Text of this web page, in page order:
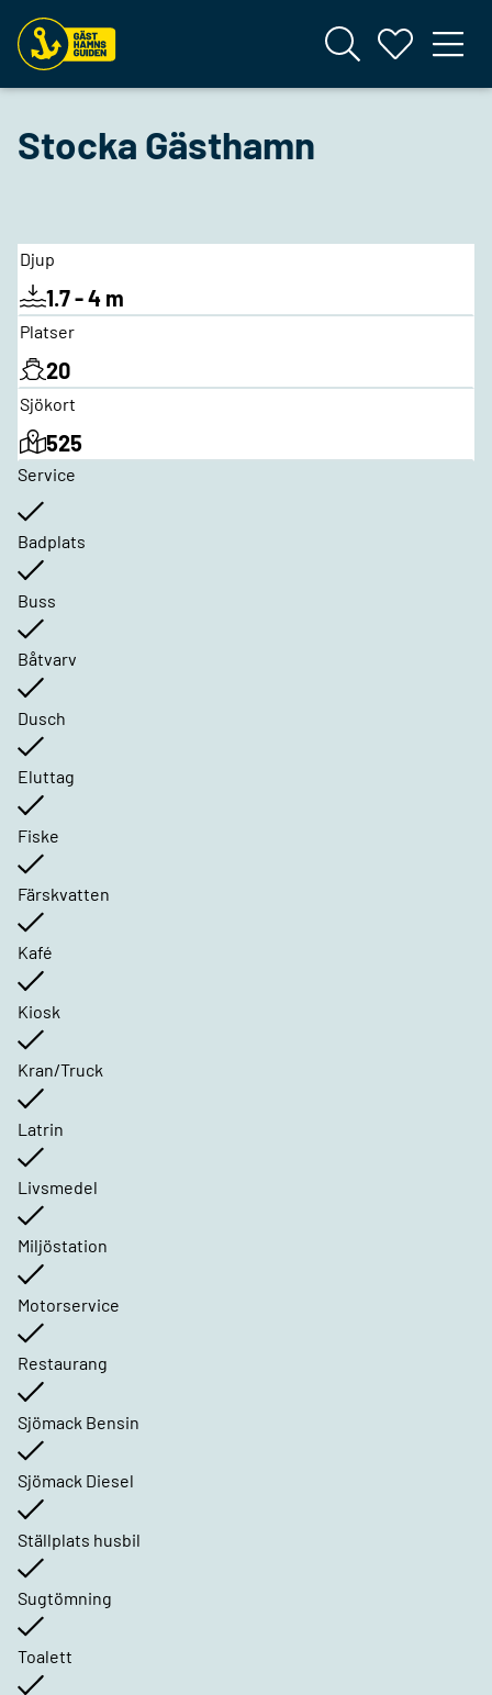
Stocka Gästhamn
Djup
1.7 - 4 m
Platser
20
Sjökort
525
Service
Badplats
Buss
Båtvarv
Dusch
Eluttag
Fiske
Färskvatten
Kafé
Kiosk
Kran/Truck
Latrin
Livsmedel
Miljöstation
Motorservice
Restaurang
Sjömack Bensin
Sjömack Diesel
Ställplats husbil
Sugtömning
Toalett